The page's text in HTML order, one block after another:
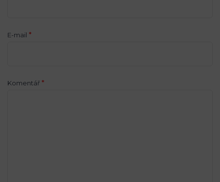
E-mail *
Komentář *